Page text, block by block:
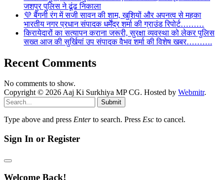
जशपुर पुलिस ने ढूंढ निकाला
💜 बैंगनी रंग में सजी सावन की शाम, खुशियों और अपनत्व से महका
भारतीय नगर प्रधान संपादक धर्मेंद्र शर्मा की ग्राउंड रिपोर्ट………
किरायेदारों का सत्यापन कराना जरूरी, सुरक्षा व्यवस्था को लेकर पुलिस
सख्त आज की सुर्खियां उप संपादक वैभव शर्मा की विशेष खबर……….
Recent Comments
No comments to show.
Copyright © 2026 Aaj Ki Surkhiya MP CG. Hosted by Webmitr.
Submit
Type above and press Enterto search. Press Esc to cancel.
Sign In or Register
Welcome Back!